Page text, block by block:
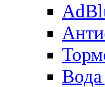
Вода